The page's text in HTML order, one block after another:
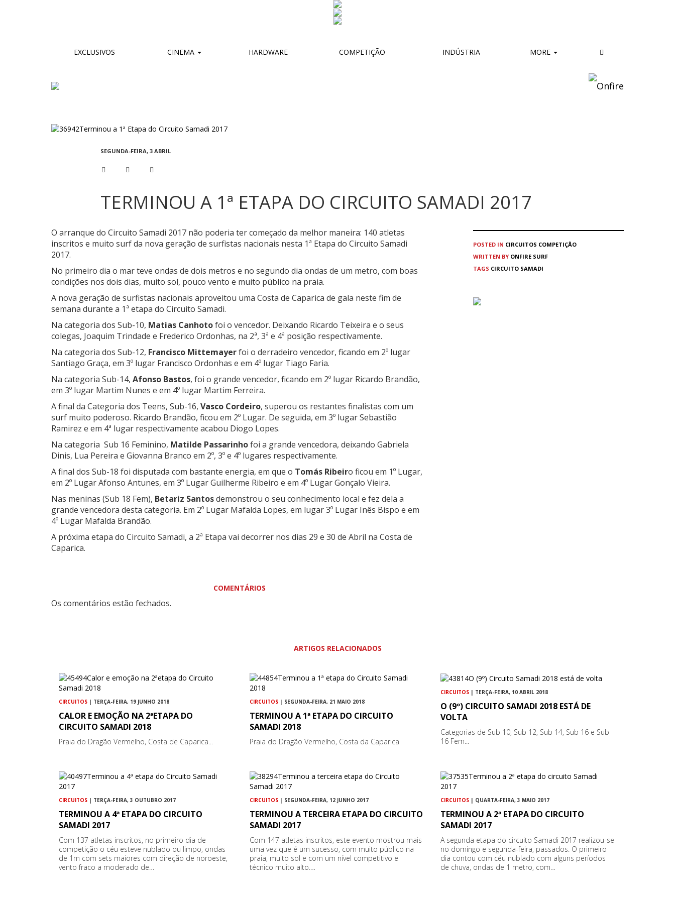
EXCLUSIVOS CINEMA HARDWARE COMPETIÇÃO INDÚSTRIA MORE
SEGUNDA-FEIRA, 3 ABRIL
TERMINOU A 1ª ETAPA DO CIRCUITO SAMADI 2017
O arranque do Circuito Samadi 2017 não poderia ter começado da melhor maneira: 140 atletas
inscritos e muito surf da nova geração de surfistas nacionais nesta 1ª Etapa do Circuito Samadi
2017.
No primeiro dia o mar teve ondas de dois metros e no segundo dia ondas de um metro, com boas
condições nos dois dias, muito sol, pouco vento e muito público na praia.
A nova geração de surfistas nacionais aproveitou uma Costa de Caparica de gala neste fim de
semana durante a 1ª etapa do Circuito Samadi.
Na categoria dos Sub-10, Matias Canhotofoi o vencedor. Deixando Ricardo Teixeira e o seus
colegas, Joaquim Trindade e Frederico Ordonhas, na 2ª, 3ª e 4ª posição respectivamente.
Na categoria dos Sub-12, Francisco Mittemayerfoi o derradeiro vencedor, ficando em 2º lugar
Santiago Graça, em 3º lugar Francisco Ordonhas e em 4º lugar Tiago Faria.
Na categoria Sub-14, Afonso Bastos, foi o grande vencedor, ficando em 2º lugar Ricardo Brandão,
em 3º lugar Martim Nunes e em 4º lugar Martim Ferreira.
A final da Categoria dos Teens, Sub-16, Vasco Cordeiro, superou os restantes finalistas com um
surf muito poderoso. Ricardo Brandão, ficou em 2º Lugar. De seguida, em 3º lugar Sebastião
Ramirez e em 4ª lugar respectivamente acabou Diogo Lopes.
Na categoria Sub 16 Feminino, Matilde Passarinhofoi a grande vencedora, deixando Gabriela
Dinis, Lua Pereira e Giovanna Branco em 2º, 3º e 4º lugares respectivamente.
A final dos Sub-18 foi disputada com bastante energia, em que o Tomás Ribeiro ficou em 1º Lugar,
em 2º Lugar Afonso Antunes, em 3º Lugar Guilherme Ribeiro e em 4º Lugar Gonçalo Vieira.
Nas meninas (Sub 18 Fem), Betariz Santosdemonstrou o seu conhecimento local e fez dela a
grande vencedora desta categoria. Em 2º Lugar Mafalda Lopes, em lugar 3º Lugar Inês Bispo e em
4º Lugar Mafalda Brandão.
A próxima etapa do Circuito Samadi, a 2ª Etapa vai decorrer nos dias 29 e 30 de Abril na Costa de
Caparica.
COMENTÁRIOS
Os comentários estão fechados.
POSTED IN CIRCUITOS COMPETIÇÃO
WRITTEN BY ONFIRE SURF
TAGS CIRCUITO SAMADI
ARTIGOS RELACIONADOS
CIRCUITOS | TERÇA-FEIRA, 19 JUNHO 2018
CALOR E EMOÇÃO NA 2ªETAPA DO
CIRCUITO SAMADI 2018
Praia do Dragão Vermelho, Costa de Caparica...
CIRCUITOS | SEGUNDA-FEIRA, 21 MAIO 2018
TERMINOU A 1ª ETAPA DO CIRCUITO
SAMADI 2018
Praia do Dragão Vermelho, Costa da Caparica
CIRCUITOS | TERÇA-FEIRA, 10 ABRIL 2018
O (9º) CIRCUITO SAMADI 2018 ESTÁ DE
VOLTA
Categorias de Sub 10, Sub 12, Sub 14, Sub 16 e Sub
16 Fem...
CIRCUITOS | TERÇA-FEIRA, 3 OUTUBRO 2017
TERMINOU A 4ª ETAPA DO CIRCUITO
SAMADI 2017
Com 137 atletas inscritos, no primeiro dia de
competição o céu esteve nublado ou limpo, ondas
de 1m com sets maiores com direção de noroeste,
vento fraco a moderado de…
CIRCUITOS | SEGUNDA-FEIRA, 12 JUNHO 2017
TERMINOU A TERCEIRA ETAPA DO CIRCUITO
SAMADI 2017
Com 147 atletas inscritos, este evento mostrou mais
uma vez que é um sucesso, com muito público na
praia, muito sol e com um nível competitivo e
técnico muito alto.…
CIRCUITOS | QUARTA-FEIRA, 3 MAIO 2017
TERMINOU A 2ª ETAPA DO CIRCUITO
SAMADI 2017
A segunda etapa do circuito Samadi 2017 realizou-se
no domingo e segunda-feira, passados. O primeiro
dia contou com céu nublado com alguns períodos
de chuva, ondas de 1 metro, com…